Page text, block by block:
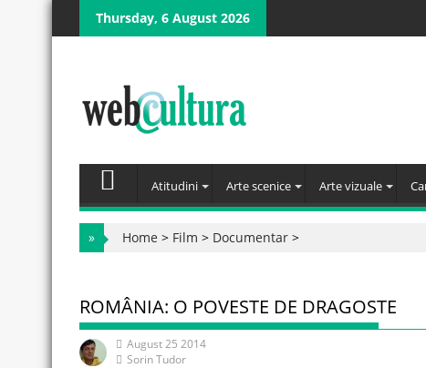
Skip
Thursday, 6 August 2026
Atitudini Arte scenice Arte vizuale
» Home > Film > Documentar >
ROMÂNIA: O POVESTE DE DRAGOSTE
August 25 2014
Sorin Tudor